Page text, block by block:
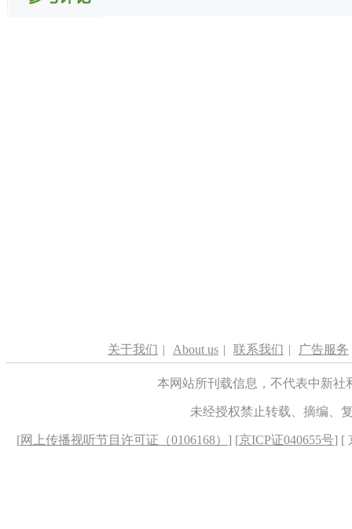
关于我们 | About us | 联系我们 | 广告服务
本网站所刊载信息，不代表中新
未经授权禁止转载、摘编、
[网上传播视听节目许可证（0106168） ] [京ICP证040655号] [